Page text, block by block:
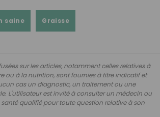
saine Graisse
sur les articles, notamment celles relatives à
ou à la nutrition, sont fournies à titre indicatif et
cas un diagnostic, un traitement ou une
L'utilisateur est invité à consulter un médecin ou
qualifié pour toute question relative à son